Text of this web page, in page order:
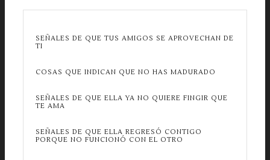
SEÑALES DE QUE TUS AMIGOS SE APROVECHAN DE
TI
COSAS QUE INDICAN QUE NO HAS MADURADO
SEÑALES DE QUE ELLA YA NO QUIERE FINGIR QUE
TE AMA
SEÑALES DE QUE ELLA REGRESÓ CONTIGO
PORQUE NO FUNCIONÓ CON EL OTRO